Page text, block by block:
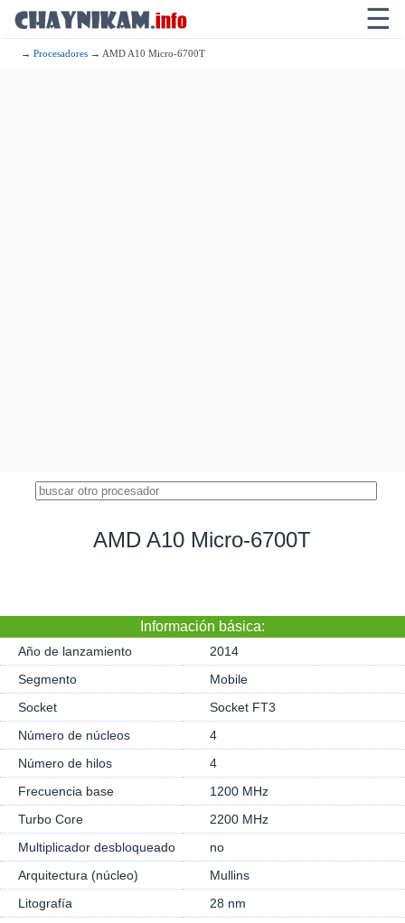
☰
→Procesadores → AMD A10 Micro-6700T
AMD A10 Micro-6700T
Información básica:
Año de lanzamiento
2014
Segmento
Mobile
Socket
Socket FT3
Número de núcleos
4
Número de hilos
4
Frecuencia base
1200 MHz
Turbo Core
2200 MHz
Multiplicador desbloqueado
no
Arquitectura (núcleo)
Mullins
Litografía
28 nm